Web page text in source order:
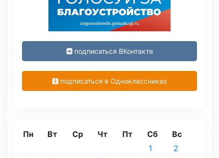
подписаться ВКонтакте
подписаться в Одноклассниках
Пн Вт Ср Чт Пт Сб Вс
1
2